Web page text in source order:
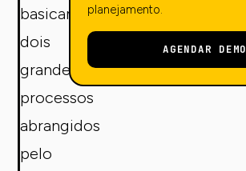
basicamente
dois
grandes
processos
abrangidos
pelo
planejamento.
AGENDAR DEMO